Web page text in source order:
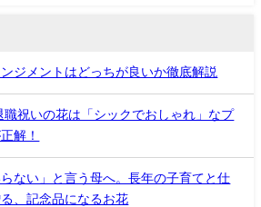
ジメントはどっちが良いか徹底解説
職祝いの花は「シックでおしゃれ」なプ
解！
らない」と言う母へ。長年の子育てと仕
、記念品になるお花